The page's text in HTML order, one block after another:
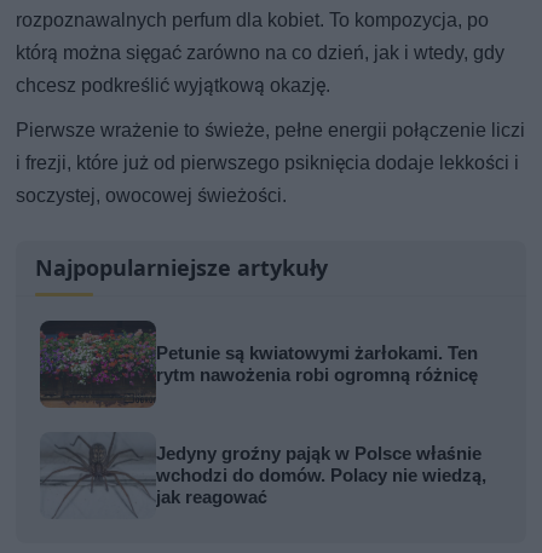
rozpoznawalnych perfum dla kobiet. To kompozycja, po
którą można sięgać zarówno na co dzień, jak i wtedy, gdy
chcesz podkreślić wyjątkową okazję.
Pierwsze wrażenie to świeże, pełne energii połączenie liczi
i frezji, które już od pierwszego psiknięcia dodaje lekkości i
soczystej, owocowej świeżości.
Najpopularniejsze artykuły
Petunie są kwiatowymi żarłokami. Ten
rytm nawożenia robi ogromną różnicę
Jedyny groźny pająk w Polsce właśnie
wchodzi do domów. Polacy nie wiedzą,
jak reagować